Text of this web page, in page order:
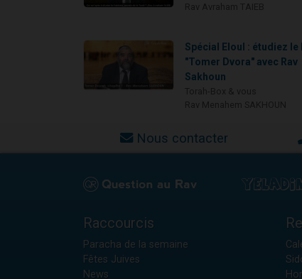
Spécial Eloul : étudiez le
"Tomer Dvora" avec Rav
Sakhoun
Nous contacter
Raccourcis
Paracha de la semaine
Fêtes Juives
News